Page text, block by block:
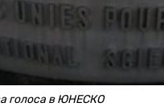
голоса в ЮНЕСКО